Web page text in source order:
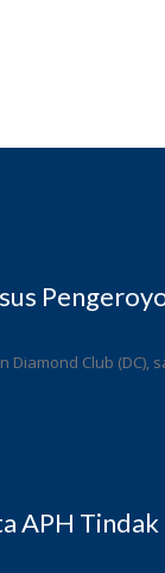
Diamond Club
APH